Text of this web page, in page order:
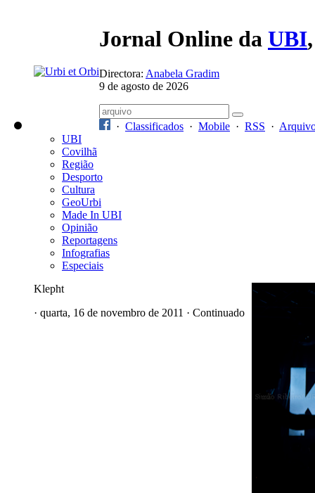
Jornal Online da UBI
Directora: Anabela Gradim
9 de agosto de 2026
· Classificados · Mobile · RSS ·
UBI
Covilhã
Região
Desporto
Cultura
GeoUrbi
Made In UBI
Opinião
Reportagens
Infografias
Especiais
Klepht
· quarta, 16 de novembro de 2011 · Continuado